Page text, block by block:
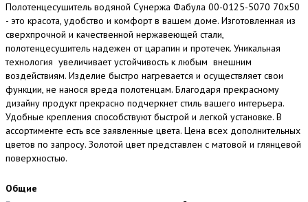
Полотенцесушитель водяной Сунержа Фабула 00-0125-5070 70x50
- это красота, удобство и комфорт в вашем доме. Изготовленная из
сверхпрочной и качественной нержавеющей стали,
полотенцесушитель надежен от царапин и протечек. Уникальная
технология увеличивает устойчивость к любым внешним
воздействиям. Изделие быстро нагревается и осуществляет свои
функции, не нанося вреда полотенцам. Благодаря прекрасному
дизайну продукт прекрасно подчеркнет стиль вашего интерьера.
Удобные крепления способствуют быстрой и легкой установке. В
ассортименте есть все заявленные цвета. Цена всех дополнительных
цветов по запросу. Золотой цвет представлен с матовой и глянцевой
поверхностью.
Общие